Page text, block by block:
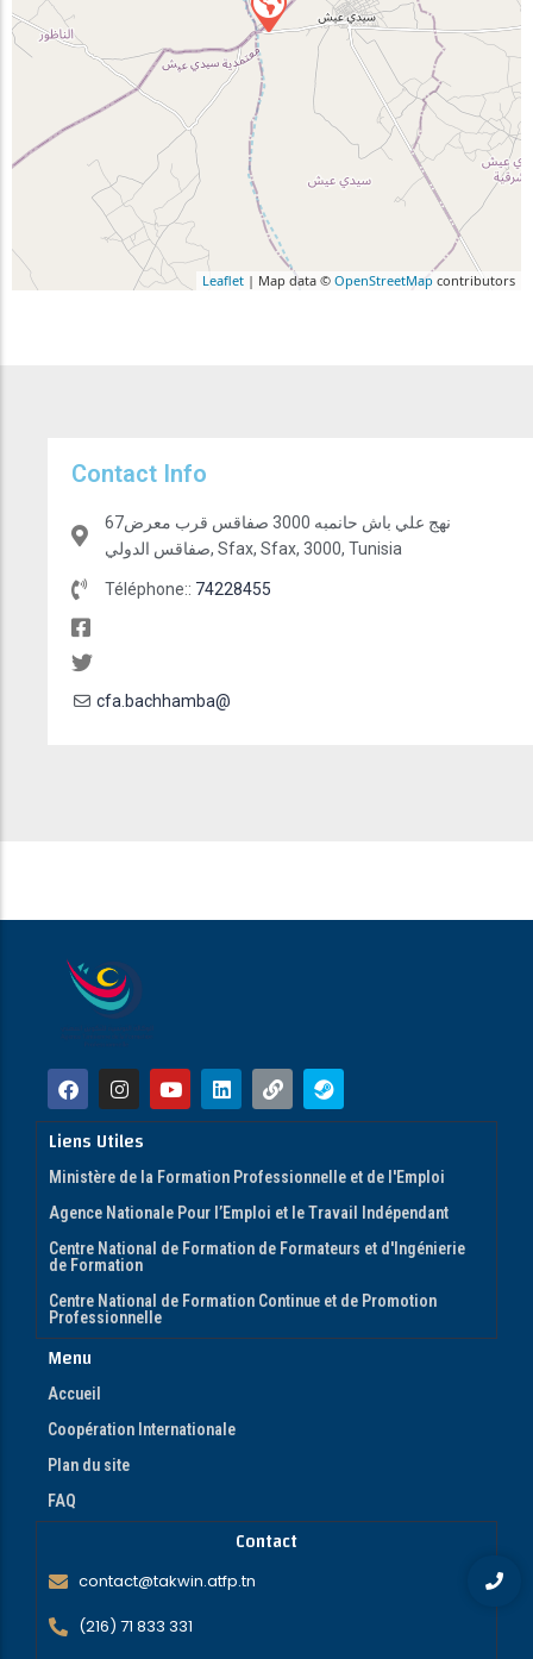
Leaflet | Map data © OpenStreetMap contributors
Contact Info
67نهج علي باش حانمبه 3000 صفاقس قرب معرض
صفاقس الدولي, Sfax, Sfax, 3000, Tunisia
Téléphone:: 74228455
cfa.bachhamba@
Liens Utiles
Ministère de la Formation Professionnelle et de l'Emploi
Agence Nationale Pour l’Emploi et le Travail Indépendant
Centre National de Formation de Formateurs et d'Ingénierie
de Formation
Centre National de Formation Continue et de Promotion
Professionnelle
Menu
Accueil
Coopération Internationale
Plan du site
FAQ
Contact
contact@takwin.atfp.tn
(216) 71 833 331